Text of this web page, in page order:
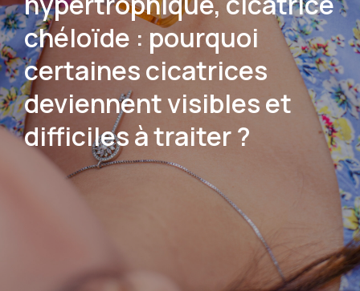
chéloïde : pourquoi
certaines cicatrices
deviennent visibles et
difficiles à traiter ?